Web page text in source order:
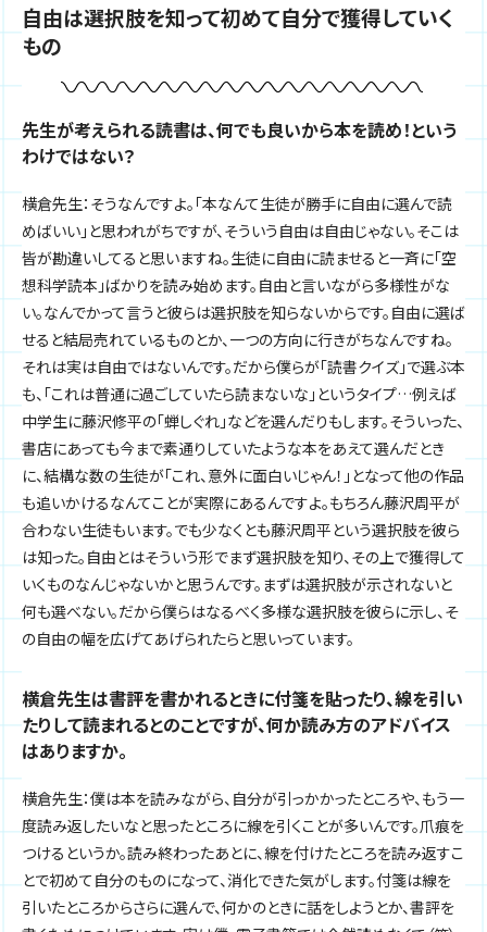
自由は選択肢を知って初めて自分で獲得していく
もの
先生が考えられる読書は、何でも良いから本を読め！という
わけではない？
横倉先生：そうなんですよ。「本なんて生徒が勝手に自由に選んで読
めばいい」と思われがちですが、そういう自由は自由じゃない。そこは
皆が勘違いしてると思いますね。生徒に自由に読ませると一斉に「空
想科学読本」ばかりを読み始めます。自由と言いながら多様性がな
い。なんでかって言うと彼らは選択肢を知らないからです。自由に選ば
せると結局売れているものとか、一つの方向に行きがちなんですね。
それは実は自由ではないんです。だから僕らが「読書クイズ」で選ぶ本
も、「これは普通に過ごしていたら読まないな」というタイプ…例えば
中学生に藤沢修平の「蝉しぐれ」などを選んだりもします。そういった、
書店にあっても今まで素通りしていたような本をあえて選んだとき
に、結構な数の生徒が「これ、意外に面白いじゃん！」となって他の作品
も追いかけるなんてことが実際にあるんですよ。もちろん藤沢周平が
合わない生徒もいます。でも少なくとも藤沢周平という選択肢を彼ら
は知った。自由とはそういう形でまず選択肢を知り、その上で獲得して
いくものなんじゃないかと思うんです。まずは選択肢が示されないと
何も選べない。だから僕らはなるべく多様な選択肢を彼らに示し、そ
の自由の幅を広げてあげられたらと思いっています。
横倉先生は書評を書かれるときに付箋を貼ったり、線を引い
たりして読まれるとのことですが、何か読み方のアドバイス
はありますか。
横倉先生：僕は本を読みながら、自分が引っかかったところや、もう一
度読み返したいなと思ったところに線を引くことが多いんです。爪痕を
つけるというか。読み終わったあとに、線を付けたところを読み返すこ
とで初めて自分のものになって、消化できた気がします。付箋は線を
引いたところからさらに選んで、何かのときに話をしようとか、書評を